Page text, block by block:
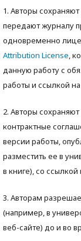
1. Авторы
передают журналу
одновременно
Attribution License,
данную работу с
работы и ссылкой
2. Авторы
контрактные
версии работы,
разместить ее в
в книге), со
3. Авторам
(например, в
веб-сайте) до и во